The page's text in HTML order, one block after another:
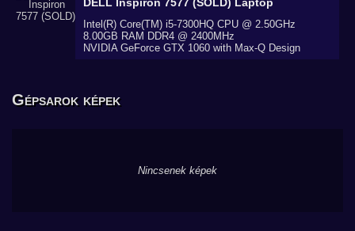
Intel(R) Core(TM) i5-7300HQ CPU @ 2.50GHz
8.00GB RAM DDR4 @ 2400MHz
NVIDIA GeForce GTX 1060 with Max-Q Design
Gépsarok képek
Nincsenek képek